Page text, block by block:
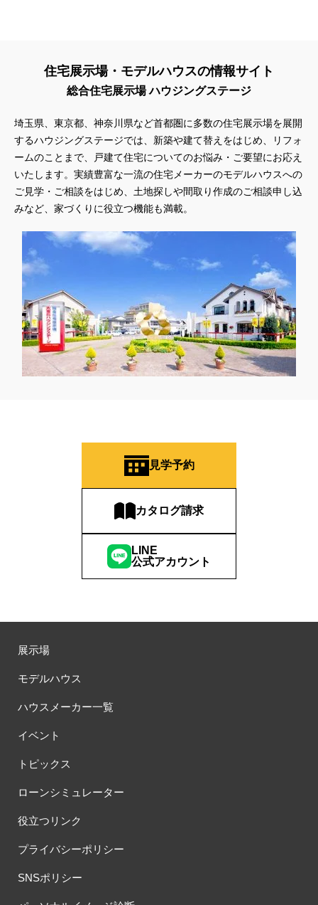
住宅展示場・モデルハウスの情報サイト
総合住宅展示場 ハウジングステージ
埼玉県、東京都、神奈川県など首都圏に多数の住宅展示場を展開
するハウジングステージでは、新築や建て替えをはじめ、リフォ
ームのことまで、戸建て住宅についてのお悩み・ご要望にお応え
いたします。実績豊富な一流の住宅メーカーのモデルハウスへの
ご見学・ご相談をはじめ、土地探しや間取り作成のご相談申し込
みなど、家づくりに役立つ機能も満載。
見学予約
カタログ請求
LINE
公式アカウント
展示場
モデルハウス
ハウスメーカー一覧
イベント
トピックス
ローンシミュレーター
役立つリンク
プライバシーポリシー
SNSポリシー